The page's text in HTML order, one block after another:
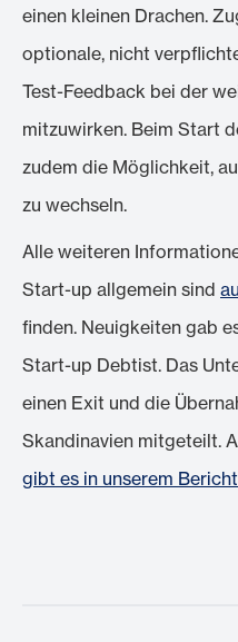
einen kleinen Drachen.
optionale, nicht
Test-Feedback bei der
mitzuwirken. Beim Start
zudem die Möglichkeit,
zu wechseln.
Alle weiteren
Start-up allgemein sind
finden. Neuigkeiten gab
Start-up Debtist. Das
einen Exit und die
Skandinavien mitgeteilt.
gibt es in unserem